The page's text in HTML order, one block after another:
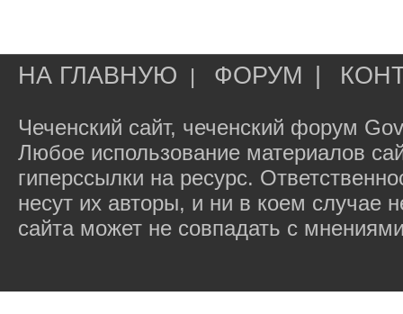
НА ГЛАВНУЮ | ФОРУМ
Чеченский сайт, чеченский форум
Любое использование материалов
гиперссылки на ресурс.
несут их авторы, и ни в коем случае
сайта может не совпадать с